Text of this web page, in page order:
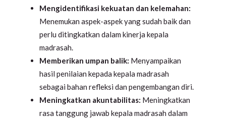
Mengidentifikasi kekuatan dan kelemahan:
Menemukan aspek-aspek yang sudah baik dan
perlu ditingkatkan dalam kinerja kepala
madrasah.
Memberikan umpan balik: Menyampaikan
hasil penilaian kepada kepala madrasah
sebagai bahan refleksi dan pengembangan diri.
Meningkatkan akuntabilitas: Meningkatkan
rasa tanggung jawab kepala madrasah dalam